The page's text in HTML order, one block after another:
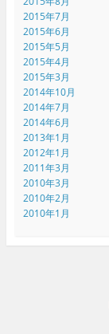
2015年7月
2015年6月
2015年5月
2015年4月
2015年3月
2014年10月
2014年7月
2014年6月
2013年1月
2012年1月
2011年3月
2010年3月
2010年2月
2010年1月